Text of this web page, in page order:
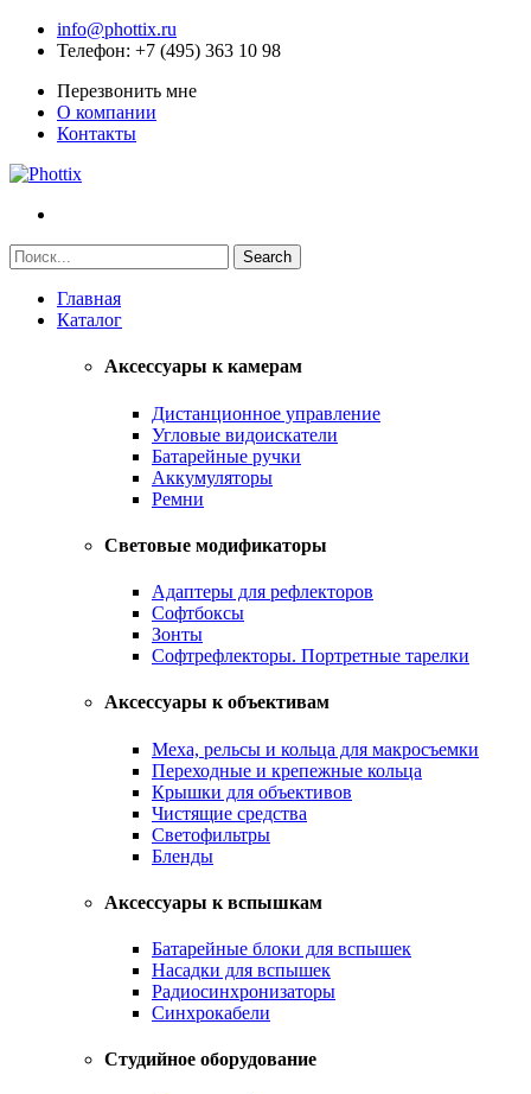
info@phottix.ru
Телефон: +7 (495) 363 10 98
Перезвонить мне
О компании
Контакты
Главная
Каталог
Аксессуары к камерам
Дистанционное управление
Угловые видоискатели
Батарейные ручки
Аккумуляторы
Ремни
Световые модификаторы
Адаптеры для рефлекторов
Софтбоксы
Зонты
Софтрефлекторы. Портретные тарелки
Аксессуары к объективам
Меха, рельсы и кольца для макросъемки
Переходные и крепежные кольца
Крышки для объективов
Чистящие средства
Светофильтры
Бленды
Аксессуары к вспышкам
Батарейные блоки для вспышек
Насадки для вспышек
Радиосинхронизаторы
Синхрокабели
Студийное оборудование